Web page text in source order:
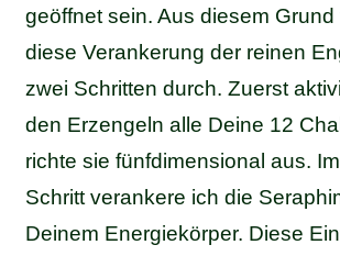
geöffnet sein. Aus diesem Grund
diese Verankerung der reinen
zwei Schritten durch. Zuerst
den Erzengeln alle Deine 12
richte sie fünfdimensional aus.
Schritt verankere ich die
Deinem Energiekörper. Diese